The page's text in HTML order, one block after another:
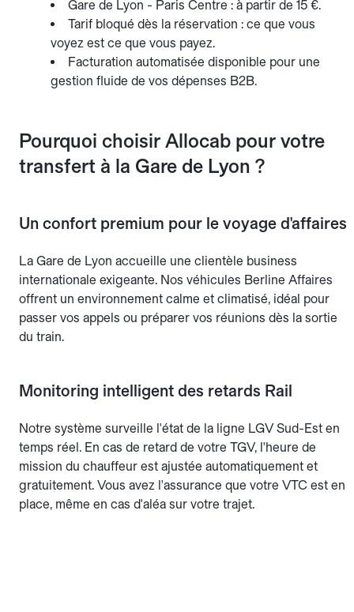
Gare de Lyon - Paris Centre : à partir de 15 €.
Tarif bloqué dès la réservation : ce que vous
voyez est ce que vous payez.
Facturation automatisée disponible pour une
gestion fluide de vos dépenses B2B.
Pourquoi choisir Allocab pour votre
transfert à la Gare de Lyon ?
Un confort premium pour le voyage d'affaires
La Gare de Lyon accueille une clientèle business
internationale exigeante. Nos véhicules Berline Affaires
offrent un environnement calme et climatisé, idéal pour
passer vos appels ou préparer vos réunions dès la sortie
du train.
Monitoring intelligent des retards Rail
Notre système surveille l'état de la ligne LGV Sud-Est en
temps réel. En cas de retard de votre TGV, l'heure de
mission du chauffeur est ajustée automatiquement et
gratuitement. Vous avez l'assurance que votre VTC est en
place, même en cas d'aléa sur votre trajet.